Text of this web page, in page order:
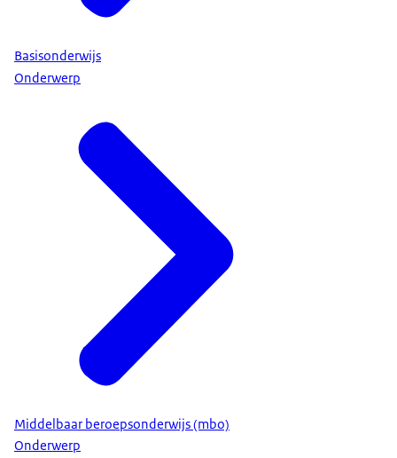
Basisonderwijs
Onderwerp
Middelbaar beroepsonderwijs (mbo)
Onderwerp